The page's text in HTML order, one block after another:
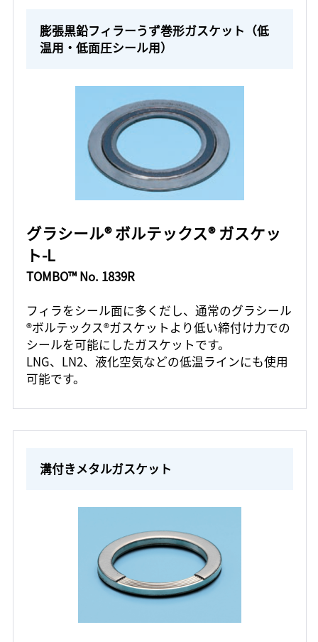
膨張黒鉛フィラーうず巻形ガスケット（低
温用・低面圧シール用）
グラシール® ボルテックス® ガスケッ
ト-L
TOMBO™ No. 1839R
フィラをシール面に多くだし、通常のグラシール
®ボルテックス®ガスケットより低い締付け力での
シールを可能にしたガスケットです。
LNG、LN2、液化空気などの低温ラインにも使用
可能です。
溝付きメタルガスケット